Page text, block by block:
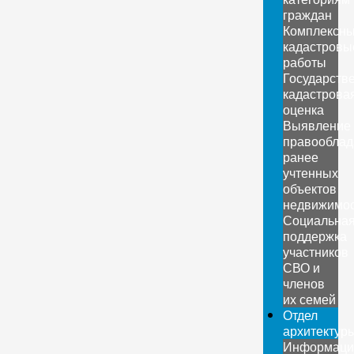
граждан
работы
оценка
Выявление
ранее
учтенных
объектов
поддержка
участников
СВО и
членов
их семей
Отдел